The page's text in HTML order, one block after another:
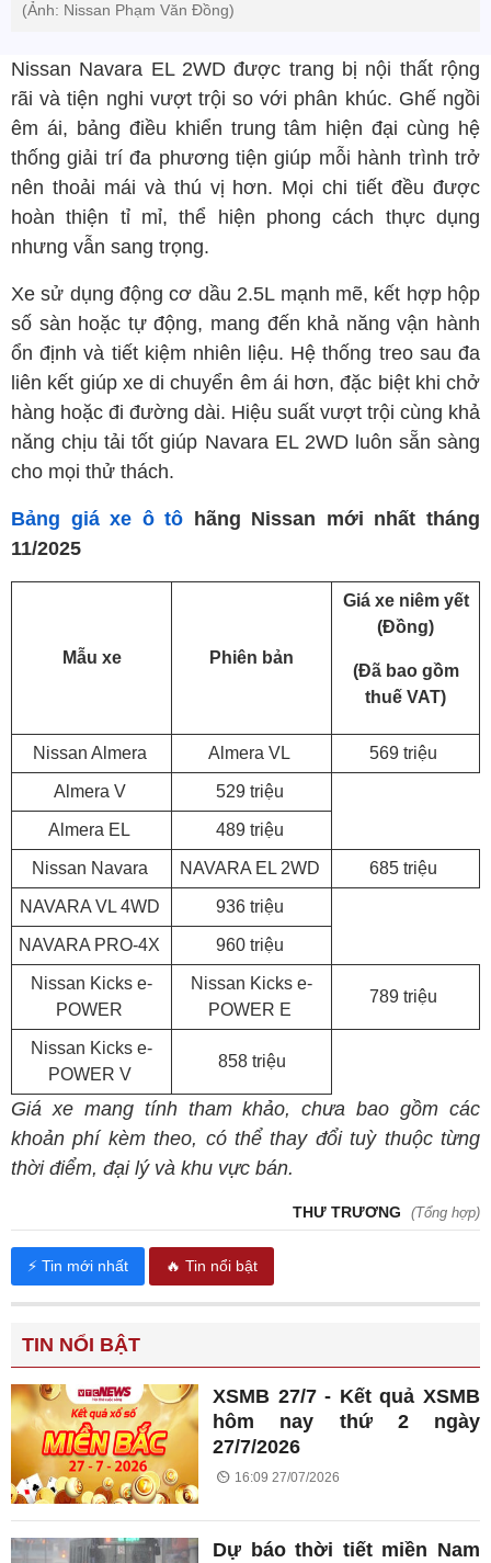
(Ảnh: Nissan Phạm Văn Đồng)
Nissan Navara EL 2WD được trang bị nội thất rộng
rãi và tiện nghi vượt trội so với phân khúc. Ghế ngồi
êm ái, bảng điều khiển trung tâm hiện đại cùng hệ
thống giải trí đa phương tiện giúp mỗi hành trình trở
nên thoải mái và thú vị hơn. Mọi chi tiết đều được
hoàn thiện tỉ mỉ, thể hiện phong cách thực dụng
nhưng vẫn sang trọng.
Xe sử dụng động cơ dầu 2.5L mạnh mẽ, kết hợp hộp
số sàn hoặc tự động, mang đến khả năng vận hành
ổn định và tiết kiệm nhiên liệu. Hệ thống treo sau đa
liên kết giúp xe di chuyển êm ái hơn, đặc biệt khi chở
hàng hoặc đi đường dài. Hiệu suất vượt trội cùng khả
năng chịu tải tốt giúp Navara EL 2WD luôn sẵn sàng
cho mọi thử thách.
Bảng giá xe ô tô hãng Nissan mới nhất tháng
11/2025
Mẫu xe Phiên bản
Giá xe niêm yết
(Đồng)
(Đã bao gồm
thuế VAT)
Nissan Almera Almera VL 569 triệu
Almera V 529 triệu
Almera EL 489 triệu
Nissan Navara NAVARA EL 2WD 685 triệu
NAVARA VL 4WD 936 triệu
NAVARA PRO-4X 960 triệu
Nissan Kicks e-
POWER
Nissan Kicks e-
POWER E
789 triệu
Nissan Kicks e-
POWER V
858 triệu
Giá xe mang tính tham khảo, chưa bao gồm các
khoản phí kèm theo, có thể thay đổi tuỳ thuộc từng
thời điểm, đại lý và khu vực bán.
THƯ TRƯƠNG (Tổng hợp)
⚡ Tin mới nhất 🔥 Tin nổi bật
TIN NỔI BẬT
XSMB 27/7 - Kết quả XSMB
hôm nay thứ 2 ngày
27/7/2026
16:09 27/07/2026
Dự báo thời tiết miền Nam